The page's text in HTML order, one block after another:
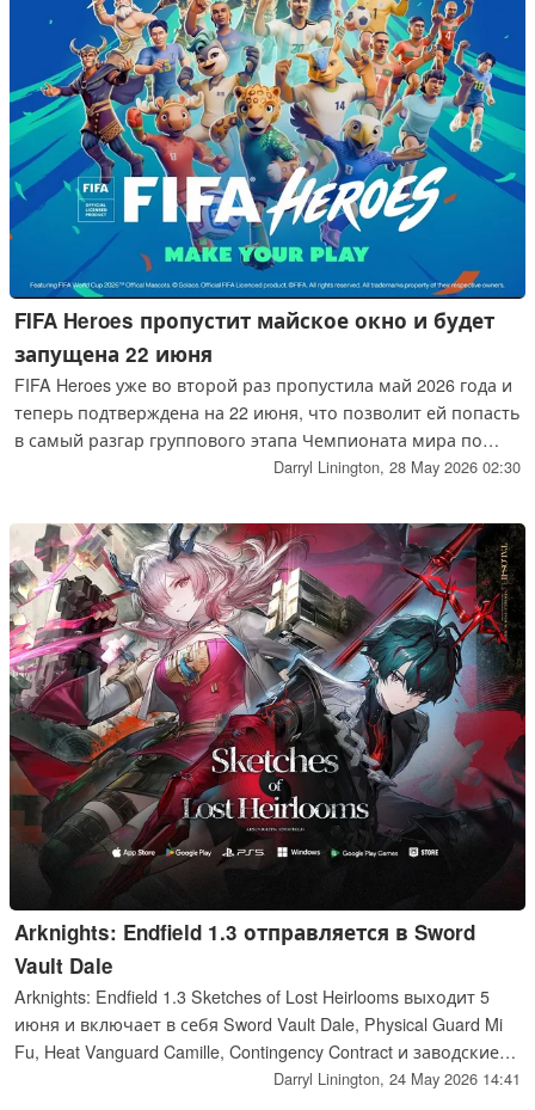
FIFA Heroes пропустит майское окно и будет
запущена 22 июня
FIFA Heroes уже во второй раз пропустила май 2026 года и
теперь подтверждена на 22 июня, что позволит ей попасть
в самый разгар группового этапа Чемпионата мира по
Darryl Linington, 28 May 2026 02:30
Arknights: Endfield 1.3 отправляется в Sword
Vault Dale
Arknights: Endfield 1.3 Sketches of Lost Heirlooms выходит 5
июня и включает в себя Sword Vault Dale, Physical Guard Mi
Fu, Heat Vanguard Camille, Contingency Contract и заводские
Darryl Linington, 24 May 2026 14:41